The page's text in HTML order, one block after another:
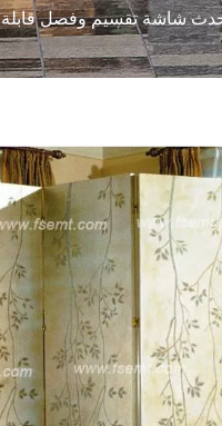
شاشة تقسيم وفصل